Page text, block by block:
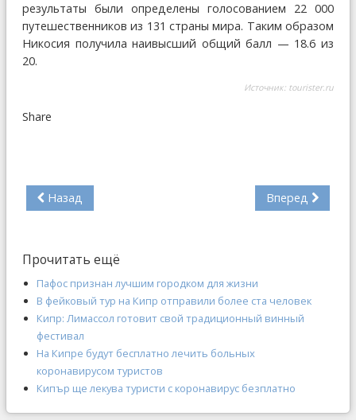
результаты были определены голосованием 22 000
путешественников из 131 страны мира. Таким образом
Никосия получила наивысший общий балл — 18.6 из
20.
Источник: tourister.ru
Share
Назад Вперед
Прочитать ещё
Пафос признан лучшим городком для жизни
В фейковый тур на Кипр отправили более ста человек
Кипр: Лимассол готовит свой традиционный винный
фестивал
На Кипре будут бесплатно лечить больных
коронавирусом туристов
Кипър ще лекува туристи с коронавирус безплатно